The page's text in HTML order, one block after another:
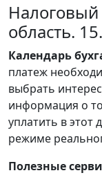
Налоговый
область.
Календарь
платеж
выбрать
информация о
уплатить в этот
режиме
Полезные